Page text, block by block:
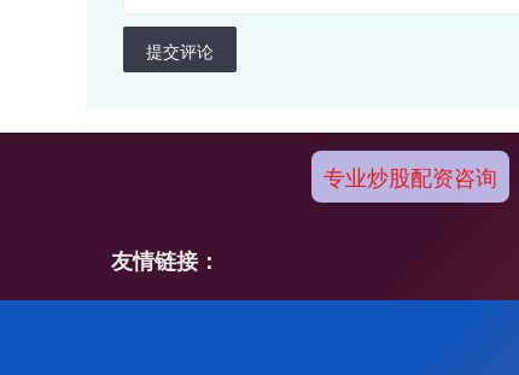
提交评论
专业炒股配资咨询
友情链接：